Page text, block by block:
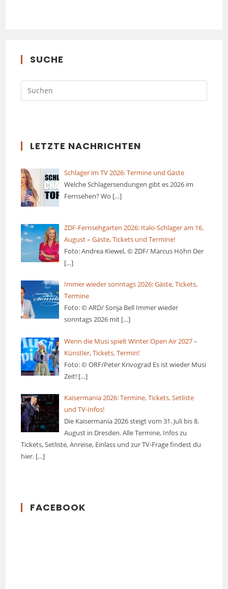
SUCHE
LETZTE NACHRICHTEN
Schlager im TV 2026: Termine und Gäste
Welche Schlagersendungen gibt es 2026 im
Fernsehen? Wo […]
ZDF-Fernsehgarten 2026: Italo-Schlager am 16.
August – Gäste, Tickets und Termine!
Foto: Andrea Kiewel, © ZDF/ Marcus Höhn Der
[…]
Immer wieder sonntags 2026: Gäste, Tickets,
Termine
Foto: © ARD/ Sonja Bell Immer wieder
sonntags 2026 mit […]
Wenn die Musi spielt Winter Open Air 2027 –
Künstler, Tickets, Termin!
Foto: © ORF/Peter Krivograd Es ist wieder Musi
Zeit! […]
Kaisermania 2026: Termine, Tickets, Setliste
und TV-Infos!
Die Kaisermania 2026 steigt vom 31. Juli bis 8.
August in Dresden. Alle Termine, Infos zu
Tickets, Setliste, Anreise, Einlass und zur TV-Frage findest du
hier. […]
FACEBOOK